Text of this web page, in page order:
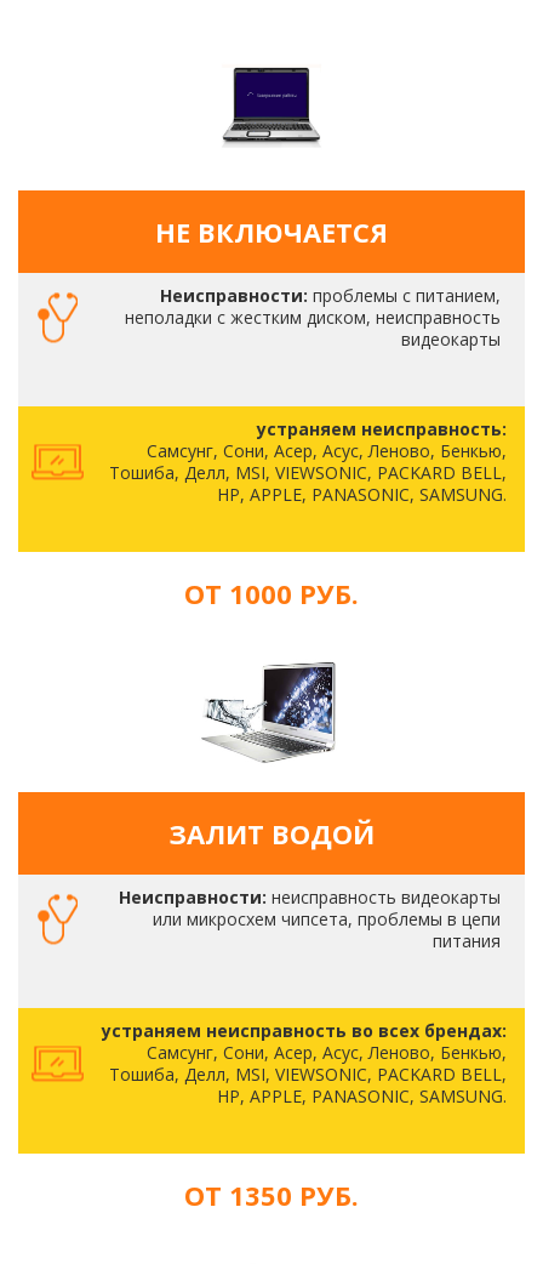
НЕ ВКЛЮЧАЕТСЯ
Неисправности: проблемы с питанием,
неполадки с жестким диском, неисправность
видеокарты
устраняем неисправность:
Самсунг, Сони, Асер, Асус, Леново, Бенкью,
Тошиба, Делл, MSI, VIEWSONIC, PACKARD BELL,
HP, APPLE, PANASONIC, SAMSUNG.
ОТ 1000 РУБ.
ЗАЛИТ ВОДОЙ
Неисправности: неисправность видеокарты
или микросхем чипсета, проблемы в цепи
питания
устраняем неисправность во всех брендах:
Самсунг, Сони, Асер, Асус, Леново, Бенкью,
Тошиба, Делл, MSI, VIEWSONIC, PACKARD BELL,
HP, APPLE, PANASONIC, SAMSUNG.
ОТ 1350 РУБ.